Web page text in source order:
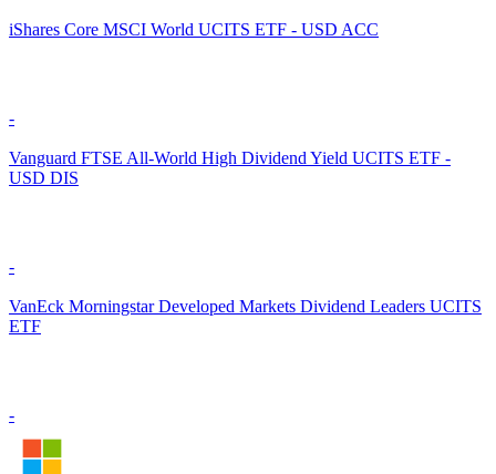
iShares Core MSCI World UCITS ETF - USD ACC
-
Vanguard FTSE All-World High Dividend Yield UCITS ETF -
USD DIS
-
VanEck Morningstar Developed Markets Dividend Leaders UCITS
ETF
-